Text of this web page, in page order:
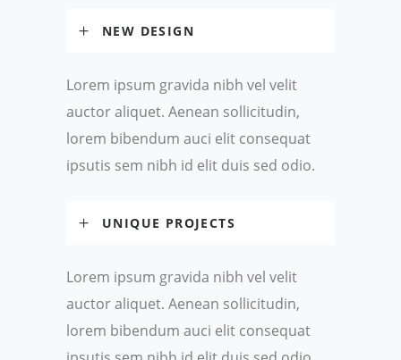
NEW DESIGN
Lorem ipsum gravida nibh vel velit
auctor aliquet. Aenean sollicitudin,
lorem bibendum auci elit consequat
ipsutis sem nibh id elit duis sed odio.
UNIQUE PROJECTS
Lorem ipsum gravida nibh vel velit
auctor aliquet. Aenean sollicitudin,
lorem bibendum auci elit consequat